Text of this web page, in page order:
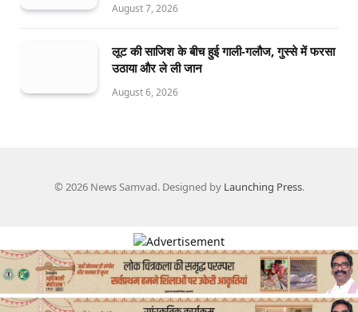
August 7, 2026
लूट की साजिश के बीच हुई गाली-गलौज, गुस्से में फरसा
उठाया और ले ली जान
August 6, 2026
© 2026 News Samvad. Designed by Launching Press.